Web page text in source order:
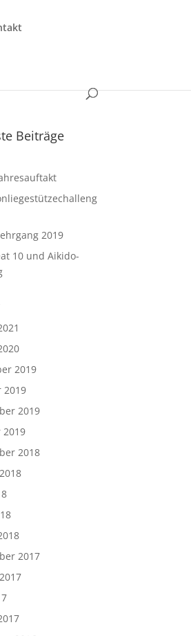
Beiträge
2019
10 und Aikido-
2019
2019
2019
2019
2018
2017